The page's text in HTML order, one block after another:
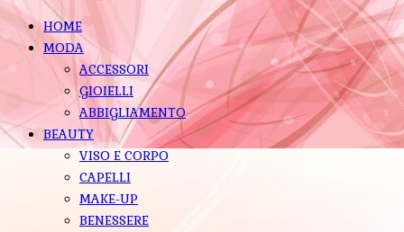
HOME
MODA
ACCESSORI
GIOIELLI
ABBIGLIAMENTO
BEAUTY
VISO E CORPO
CAPELLI
MAKE-UP
BENESSERE